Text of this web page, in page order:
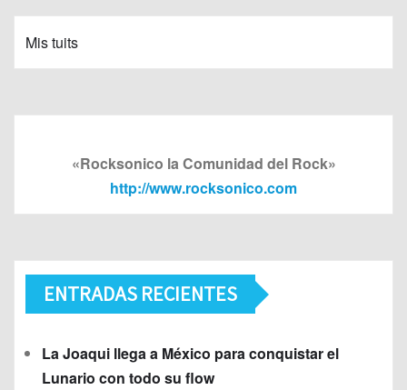
Mis tuits
«Rocksonico la Comunidad del Rock»
http://www.rocksonico.com
ENTRADAS RECIENTES
La Joaqui llega a México para conquistar el
Lunario con todo su flow